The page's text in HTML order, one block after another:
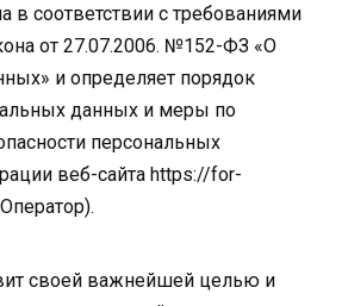
в соответствии с требованиями
от 27.07.2006. №152-ФЗ «О
и определяет порядок
данных и меры по
персональных
веб-сайта https://for-
своей важнейшей целью и